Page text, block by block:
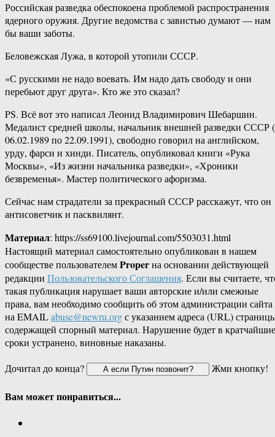
Российская разведка обеспокоена проблемой распространения
ядерного оружия. Другие ведомства с завистью думают — нам
бы ваши заботы.
Беловежская Лужа, в которой утопили СССР.
«С русскими не надо воевать. Им надо дать свободу и они
перебьют друг друга». Кто же это сказал?
PS. Всё вот это написал Леонид Владимирович Шебаршин.
Медалист средней школы, начальник внешней разведки СССР
06.02.1989 по 22.09.1991), свободно говорил на английском,
урду, фарси и хинди. Писатель, опубликовал книги «Рука
Москвы», «Из жизни начальника разведки», «Хроники
безвременья». Мастер политического афоризма.
Сейчас нам страдатели за прекрасный СССР расскажут, что он
антисоветчик и пасквилянт.
Материал: https://ss69100.livejournal.com/5503031.html
Настоящий материал самостоятельно опубликован в нашем
сообществе пользователемProperна основании действующей
редакции Пользовательского Соглашения. Если вы считаете,
такая публикация нарушает ваши авторские и/или смежные
права, вам необходимо сообщить об этом администрации сайта
на EMAILabuse@newru.orgс указанием адреса (URL)
содержащей спорный материал. Нарушение будет в кратчайшие
сроки устранено, виновные наказаны.
Дочитал до конца?
Жми кнопку!
Вам может понравиться...